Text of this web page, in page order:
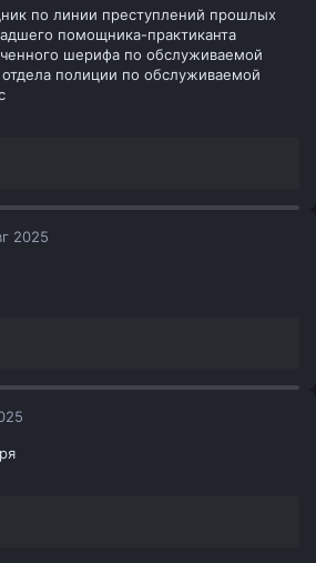
по линии преступлений прошлых
помощника-практиканта
шерифа по обслуживаемой
полиции по обслуживаемой
2025